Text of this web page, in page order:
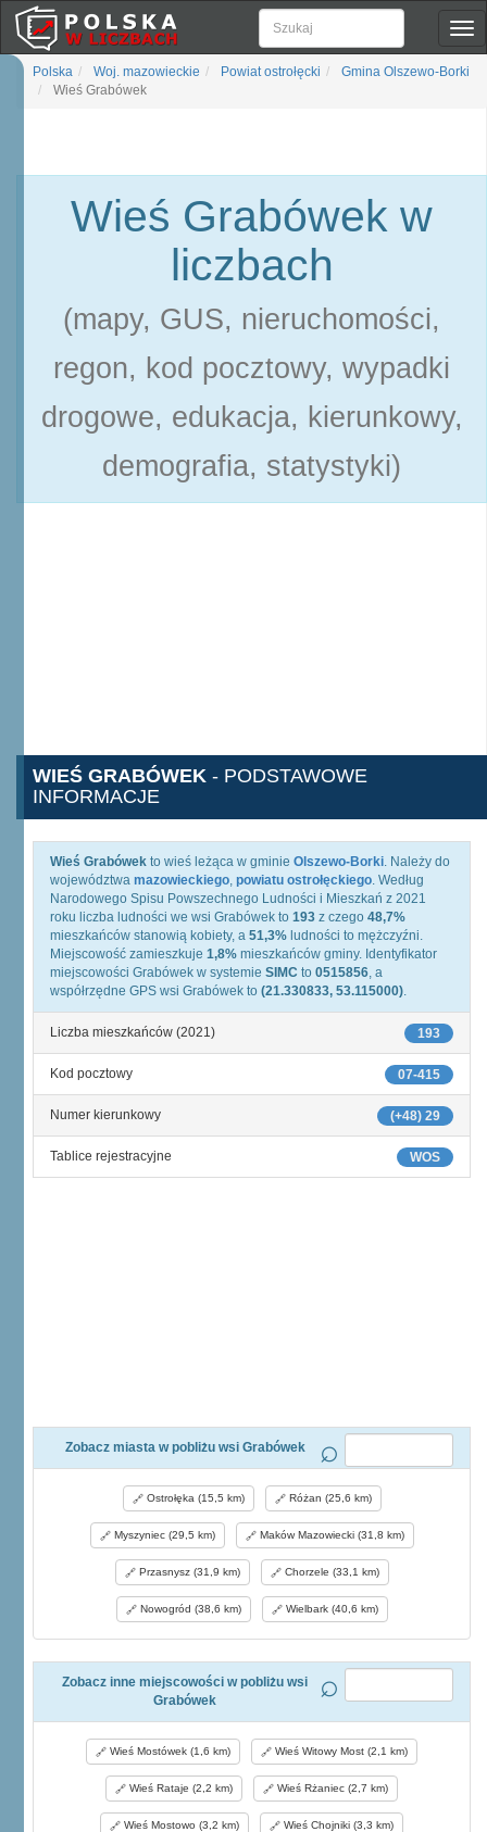
Polska Woj. mazowieckie Powiat ostrołęcki
Gmina Olszewo-Borki
Wieś Grabówek
Wieś Grabówek w
liczbach
(mapy, GUS, nieruchomości,
regon, kod pocztowy, wypadki
drogowe, edukacja, kierunkowy,
demografia, statystyki)
WIEŚ GRABÓWEK - PODSTAWOWE
INFORMACJE
Wieś Grabówek to wieś leżąca w gminie Olszewo-Borki. Należy do
województwa mazowieckiego, powiatu ostrołęckiego. Według
Narodowego Spisu Powszechnego Ludności i Mieszkań z 2021
roku liczba ludności we wsi Grabówek to 193 z czego 48,7%
mieszkańców stanowią kobiety, a 51,3% ludności to mężczyźni.
Miejscowość zamieszkuje 1,8% mieszkańców gminy. Identyfikator
miejscowości Grabówek w systemie SIMC to 0515856, a
współrzędne GPS wsi Grabówek to (21.330833, 53.115000).
193
Liczba mieszkańców (2021)
07-415
Kod pocztowy
(+48) 29
Numer kierunkowy
WOS
Tablice rejestracyjne
Zobacz miasta w pobliżu wsi Grabówek
Ostrołęka (15,5 km) Różan (25,6 km)
Myszyniec (29,5 km) Maków Mazowiecki (31,8 km)
Przasnysz (31,9 km) Chorzele (33,1 km)
Nowogród (38,6 km) Wielbark (40,6 km)
Zobacz inne miejscowości w pobliżu wsi
Grabówek
Wieś Mostówek (1,6 km) Wieś Witowy Most (2,1 km)
Wieś Rataje (2,2 km) Wieś Rżaniec (2,7 km)
Wieś Mostowo (3,2 km) Wieś Chojniki (3,3 km)